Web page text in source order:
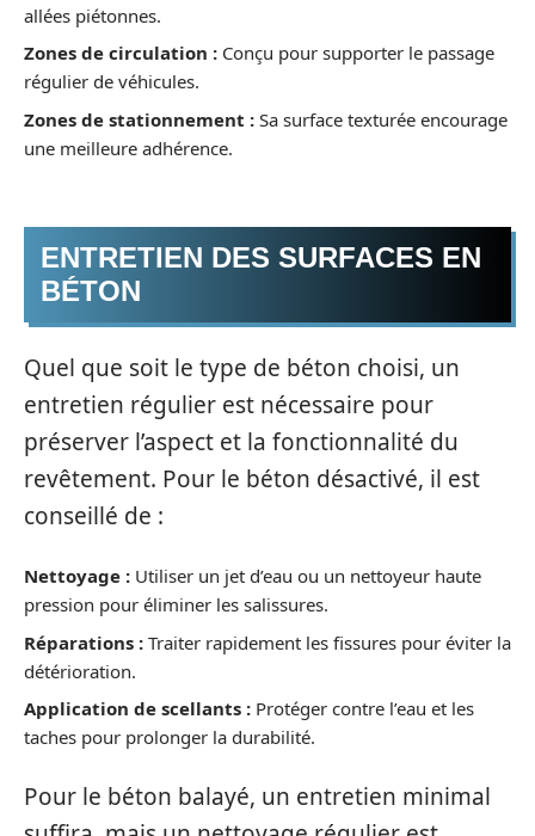
allées piétonnes.
Zones de circulation : Conçu pour supporter le passage
régulier de véhicules.
Zones de stationnement : Sa surface texturée encourage
une meilleure adhérence.
ENTRETIEN DES SURFACES EN
BÉTON
Quel que soit le type de béton choisi, un
entretien régulier est nécessaire pour
préserver l’aspect et la fonctionnalité du
revêtement. Pour le béton désactivé, il est
conseillé de :
Nettoyage : Utiliser un jet d’eau ou un nettoyeur haute
pression pour éliminer les salissures.
Réparations : Traiter rapidement les fissures pour éviter la
détérioration.
Application de scellants : Protéger contre l’eau et les
taches pour prolonger la durabilité.
Pour le béton balayé, un entretien minimal